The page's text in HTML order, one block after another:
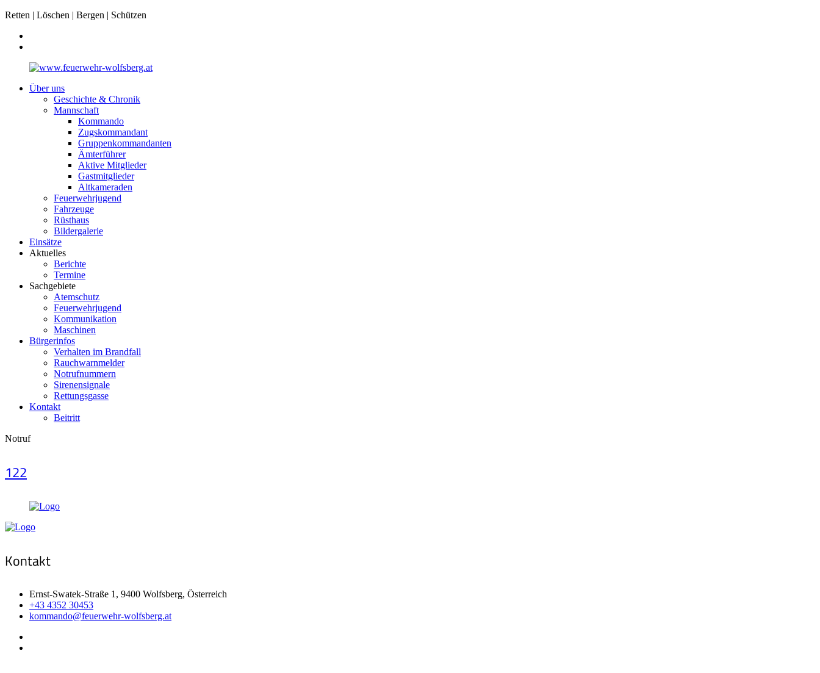
Retten | Löschen | Bergen | Schützen
Über uns
Geschichte & Chronik
Mannschaft
Kommando
Zugskommandant
Gruppenkommandanten
Ämterführer
Aktive Mitglieder
Gastmitglieder
Altkameraden
Feuerwehrjugend
Fahrzeuge
Rüsthaus
Bildergalerie
Einsätze
Aktuelles
Berichte
Termine
Sachgebiete
Atemschutz
Feuerwehrjugend
Kommunikation
Maschinen
Bürgerinfos
Verhalten im Brandfall
Rauchwarnmelder
Notrufnummern
Sirenensignale
Rettungsgasse
Kontakt
Beitritt
Notruf
122
Kontakt
Ernst-Swatek-Straße 1, 9400 Wolfsberg, Österreich
+43 4352 30453
kommando@feuerwehr-wolfsberg.at